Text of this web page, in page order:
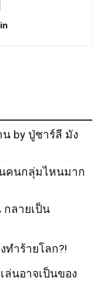
by ปู่ชาร์ลี มัง
นคนกลุ่มไหนมาก
กลายเป็น
ทำร้ายโลก?!
ล่นอาจเป็นของ